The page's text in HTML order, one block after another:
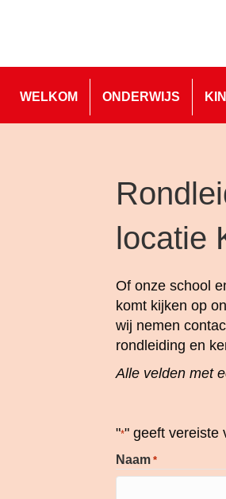
WELKOM ONDERWIJS
locatie
Of onze school
komt kijken op
wij nemen
rondleiding en
Alle velden met
"*" geeft vereiste
Naam *